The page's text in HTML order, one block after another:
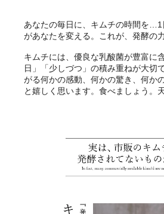
あなたの毎日に、キムチの時間を
があなたを変える。これが、発酵の力
キムチには、優良な乳酸菌が豊富に
日」「少しづつ」の積み重ねが大切
がる何かの感動、何かの驚き、何か
と嬉しく思います。食べましょう。